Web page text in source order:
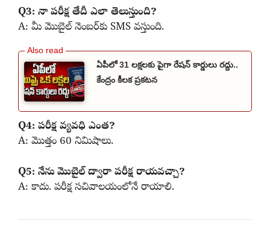
Q3: నా పరీక్ష తేదీ ఎలా తెలుస్తుంది?
A: మీ మొబైల్ నెంబర్‌కు SMS వస్తుంది.
ఏపీలో 31 లక్షలకు పైగా రేషన్ కార్డులు రద్దు..
కేంద్రం కీలక ప్రకటన
Q4: పరీక్ష వ్యవధి ఎంత?
A: మొత్తం 60 నిమిషాలు.
Q5: నేను మొబైల్ ద్వారా పరీక్ష రాయవచ్చా?
A: కాదు. పరీక్ష సచివాలయంలోనే రాయాలి.